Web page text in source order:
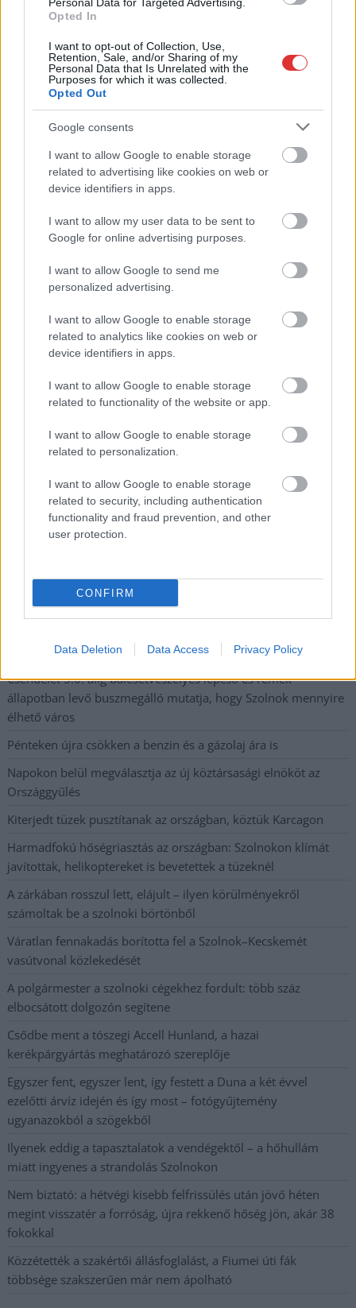
Opted In
I want to opt-out of Collection, Use,
Retention, Sale, and/or Sharing of my
Personal Data that Is Unrelated with the
Purposes for which it was collected.
Opted Out
Google consents
I want to allow Google to enable storage
related to advertising like cookies on web or
device identifiers in apps.
I want to allow my user data to be sent to
Google for online advertising purposes.
I want to allow Google to send me
personalized advertising.
I want to allow Google to enable storage
related to analytics like cookies on web or
device identifiers in apps.
I want to allow Google to enable storage
related to functionality of the website or app.
I want to allow Google to enable storage
related to personalization.
I want to allow Google to enable storage
related to security, including authentication
functionality and fraud prevention, and other
user protection.
CONFIRM
Data Deletion Data Access Privacy Policy
legfrissebb információkkal és exkluzív tartalmakkal hétről hétre
postaládájába érkezik!
A SZOL24 legfrissebb 24 cikke
Szolnokon egy kulcsfontosságú körforgalmat részlegesen
lezárnak a napokban, a közlekedés az átlagost is meghaladó
mértékben lebénul
Elromlott a biztosítóberendezés a ceglédi vasútvonalon,
alapos késések alakultak ki a menetrendhez képest,
kimaradás is előfordult
Országos ellenőrzés indult a hazai akkumulátoripari
Az idei év leglassabb növekedését hozta a június a
kiskereskedelemben
Györfi Mihály több tucat vállalkozással egyeztetett a
kerékpárgyár dolgozóinak megsegítéséről
41 fok fölé forrósodott az ország, Szolnokon pedig egy másik
rekord is megdőlt
Egy telefonhívást akart, végül rendőrök vitték el a mezőtúri
A Tisza kormány minisztere újabb nagy változásokról döntött
a közoktatásban – például az iskolaigazgatók visszakapják
Sok volt az igazolatlan hiányzás, Pócs János fizetéslevonást
kapott, más fideszesek még kevesebbet vittek haza
további üzemeltetését
Csendélet 5.0: alig balesetveszélyes lépcső és remek
állapotban levő buszmegálló mutatja, hogy Szolnok mennyire
élhető város
Pénteken újra csökken a benzin és a gázolaj ára is
Napokon belül megválasztja az új köztársasági elnököt az
Országgyűlés
Kiterjedt tüzek pusztítanak az országban, köztük Karcagon
Harmadfokú hőségriasztás az országban: Szolnokon klímát
javítottak, helikoptereket is bevetettek a tüzeknél
A zárkában rosszul lett, elájult – ilyen körülményekről
számoltak be a szolnoki börtönből
Váratlan fennakadás borította fel a Szolnok–Kecskemét
vasútvonal közlekedését
A polgármester a szolnoki cégekhez fordult: több száz
elbocsátott dolgozón segítene
Csődbe ment a tószegi Accell Hunland, a hazai
kerékpárgyártás meghatározó szereplője
Egyszer fent, egyszer lent, így festett a Duna a két évvel
ezelőtti árvíz idején és így most – fotógyűjtemény
ugyanazokból a szögekből
Ilyenek eddig a tapasztalatok a vendégektől – a hőhullám
miatt ingyenes a strandolás Szolnokon
Nem biztató: a hétvégi kisebb felfrissülés után jövő héten
megint visszatér a forróság, újra rekkenő hőség jön, akár 38
fokokkal
Közzétették a szakértői állásfoglalást, a Fiumei úti fák
többsége szakszerűen már nem ápolható